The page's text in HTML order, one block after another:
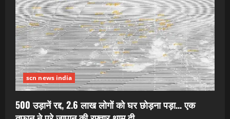
scn news india
500 उड़ानें रद्द, 2.6 लाख लोगों को घर छोड़ना पड़ा… एक